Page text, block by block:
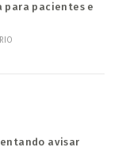
para pacientes e
avisar